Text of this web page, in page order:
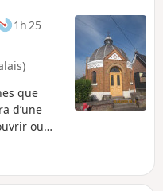
1h 25
que
d’une
ou